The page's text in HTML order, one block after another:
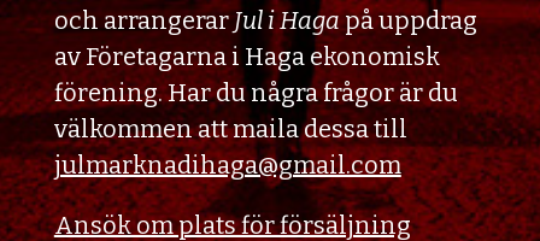
och arrangerar Jul i Hagapå uppdrag
av Företagarna i Haga ekonomisk
förening. Har du några frågor är du
välkommen att maila dessa till
julmarknadihaga@gmail.com
Ansök om plats för försäljning